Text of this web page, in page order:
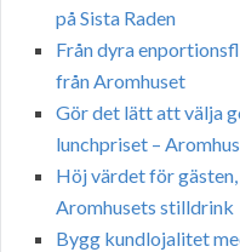
på Sista Raden
Från dyra
från Aromhuset
Gör det lätt att välja
lunchpriset –
Höj värdet för
Aromhusets stilldrink
Bygg kundlojalitet